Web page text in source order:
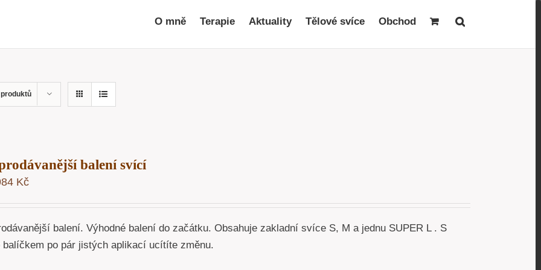
O mně Terapie Aktuality Tělové svíce Obchod
balení svící
Kč
balení. Výhodné balení do začátku. Obsahuje zakladní svíce S, M a jednu SUPER L . S
balíčkem po pár jistých aplikací ucítíte změnu.